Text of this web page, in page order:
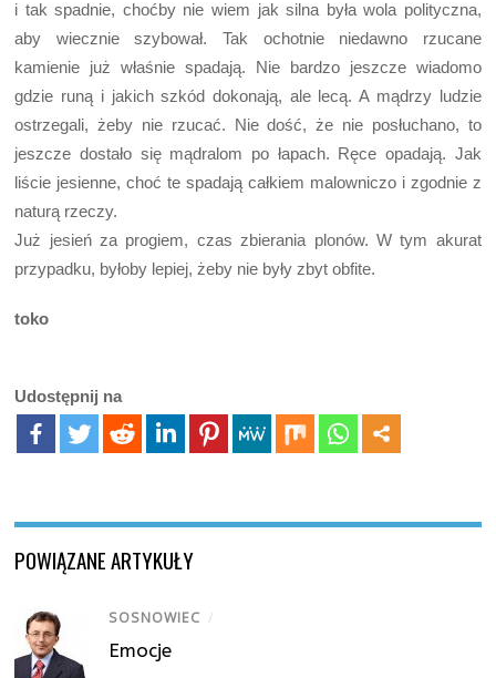
i tak spadnie, choćby nie wiem jak silna była wola polityczna,
aby wiecznie szybował. Tak ochotnie niedawno rzucane
kamienie już właśnie spadają. Nie bardzo jeszcze wiadomo
gdzie runą i jakich szkód dokonają, ale lecą. A mądrzy ludzie
ostrzegali, żeby nie rzucać. Nie dość, że nie posłuchano, to
jeszcze dostało się mądralom po łapach. Ręce opadają. Jak
liście jesienne, choć te spadają całkiem malowniczo i zgodnie z
naturą rzeczy.
Już jesień za progiem, czas zbierania plonów. W tym akurat
przypadku, byłoby lepiej, żeby nie były zbyt obfite.
toko
Udostępnij na
POWIĄZANE ARTYKUŁY
SOSNOWIEC /
Emocje